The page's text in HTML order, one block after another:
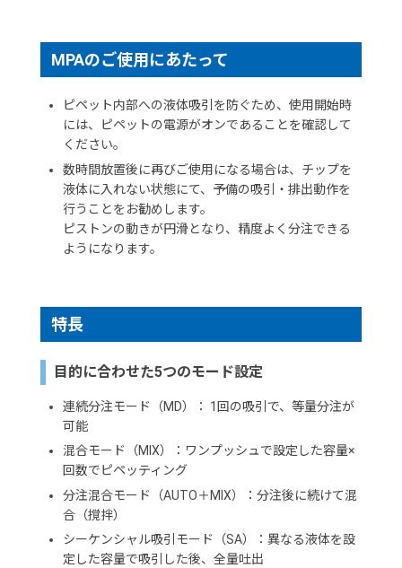
MPAのご使用にあたって
ピペット内部への液体吸引を防ぐため、使用開始時
には、ピペットの電源がオンであることを確認して
ください。
数時間放置後に再びご使用になる場合は、チップを
液体に入れない状態にて、予備の吸引・排出動作を
行うことをお勧めします。
ピストンの動きが円滑となり、精度よく分注できる
ようになります。
特長
目的に合わせた5つのモード設定
連続分注モード（MD）： 1回の吸引で、等量分注が
可能
混合モード（MIX）：ワンプッシュで設定した容量×
回数でピペッティング
分注混合モード（AUTO＋MIX）：分注後に続けて混
合（撹拌）
シーケンシャル吸引モード（SA）：異なる液体を設
定した容量で吸引した後、全量吐出